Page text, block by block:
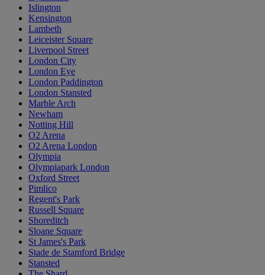
Islington
Kensington
Lambeth
Leiceister Square
Liverpool Street
London City
London Eye
London Paddington
London Stansted
Marble Arch
Newham
Notting Hill
O2 Arena
O2 Arena London
Olympia
Olympiapark London
Oxford Street
Pimlico
Regent's Park
Russell Square
Shoreditch
Sloane Square
St James's Park
Stade de Stamford Bridge
Stansted